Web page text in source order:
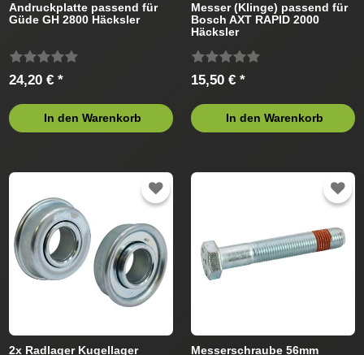
Andruckplatte passend für
Güde GH 2800 Häcksler
24,20 € *
In den Warenkorb
Messer (Klinge) passend für
Bosch AXT RAPID 2000
Häcksler
15,50 € *
In den Warenkorb
2x Radlager Kugellager
Messerschraube 56mm